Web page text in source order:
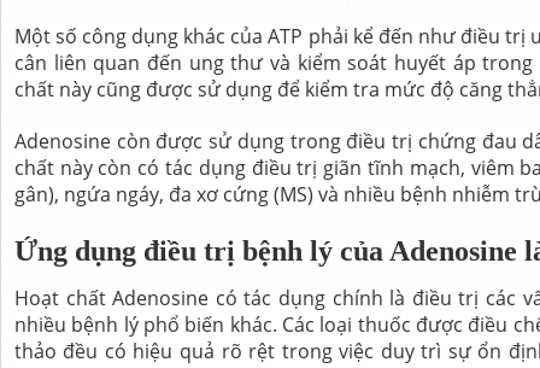
Một số công dụng khác của ATP phải kể đến như điều
cân liên quan đến ung thư và kiểm soát huyết áp
chất này cũng được sử dụng để kiểm tra mức độ căng
Adenosine còn được sử dụng trong điều trị chứng đau
chất này còn có tác dụng điều trị giãn tĩnh mạch, viêm
gân), ngứa ngáy, đa xơ cứng (MS) và nhiều bệnh nhiễm
Ứng dụng điều trị bệnh lý của Adenosine
Hoạt chất Adenosine có tác dụng chính là điều trị các
nhiều bệnh lý phổ biến khác. Các loại thuốc được điều
thảo đều có hiệu quả rõ rệt trong việc duy trì sự ổn